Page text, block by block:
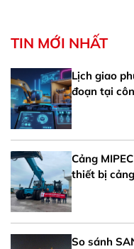
TIN MỚI NHẤT
Lịch giao
đoạn tại
Cảng
thiết bị
So sánh